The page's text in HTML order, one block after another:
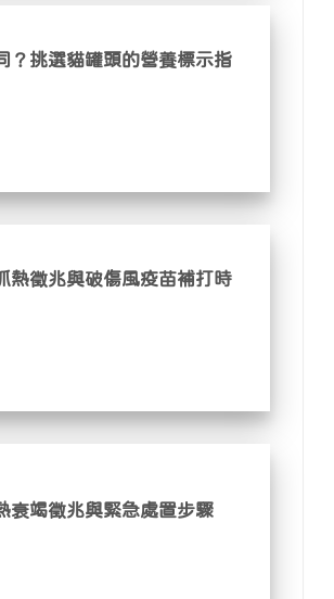
？挑選貓罐頭的營養標示指
熱徵兆與破傷風疫苗補打時
衰竭徵兆與緊急處置步驟